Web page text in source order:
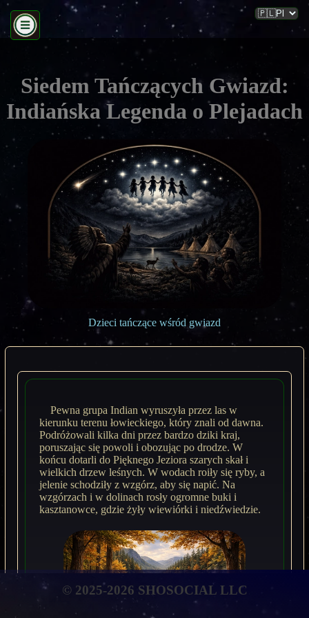
Siedem Tańczących Gwiazd:
Indiańska Legenda o Plejadach
Dzieci tańczące wśród gwiazd
Pewna grupa Indian wyruszyła przez las w
kierunku terenu łowieckiego, który znali od dawna.
Podróżowali kilka dni przez bardzo dziki kraj,
poruszając się powoli i obozując po drodze. W
końcu dotarli do Pięknego Jeziora szarych skał i
wielkich drzew leśnych. W wodach roiły się ryby, a
jelenie schodziły z wzgórz, aby się napić. Na
wzgórzach i w dolinach rosły ogromne buki i
kasztanowce, gdzie żyły wiewiórki i niedźwiedzie.
© 2025-2026 SHOSOCIAL LLC